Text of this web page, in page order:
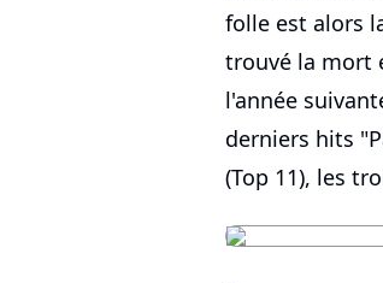
folle est alors
trouvé la mort
l'année
derniers hits
(Top 11), les